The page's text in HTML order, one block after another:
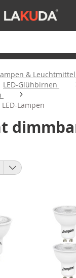
& Leuchtmittel
LED-Glühbirnen
Lampen